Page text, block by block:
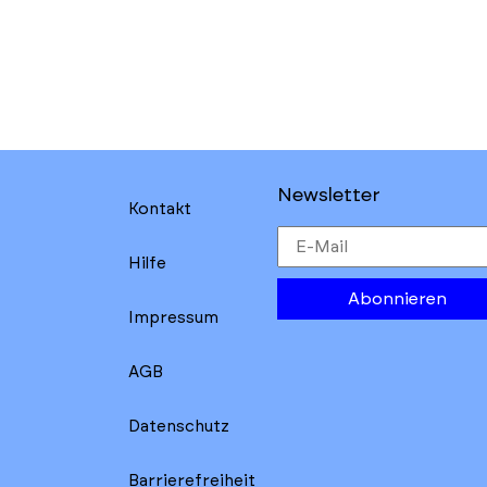
Kontakt
Hilfe
Impressum
AGB
Datenschutz
Barrierefreiheit
Newsletter
Abonnieren